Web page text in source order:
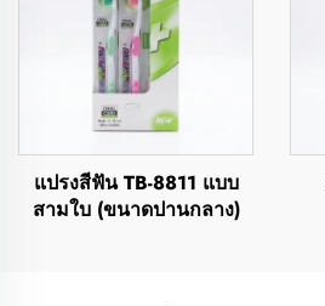
แปรงสีฟัน TB-8811 แบบ
สามใบ (ขนาดปานกลาง)